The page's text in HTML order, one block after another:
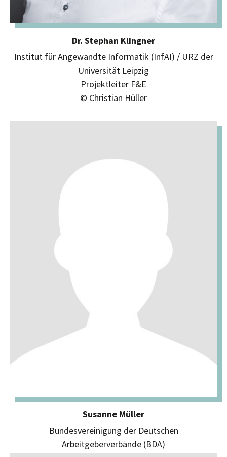
Dr. Stephan Klingner
Institut für Angewandte Informatik (InfAI) / URZ der
Universität Leipzig
Projektleiter F&E
© Christian Hüller
Susanne Müller
Bundesvereinigung der Deutschen
Arbeitgeberverbände (BDA)